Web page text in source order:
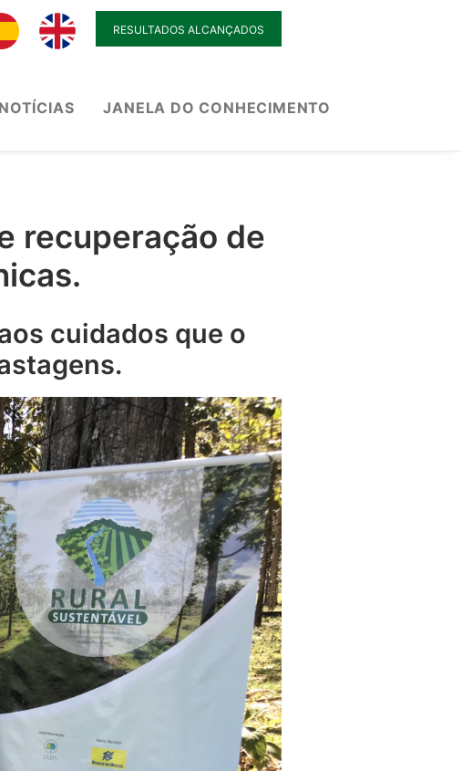
RESULTADOS ALCANÇADOS
NOTÍCIAS JANELA DO CONHECIMENTO
recuperação de
cuidados que o